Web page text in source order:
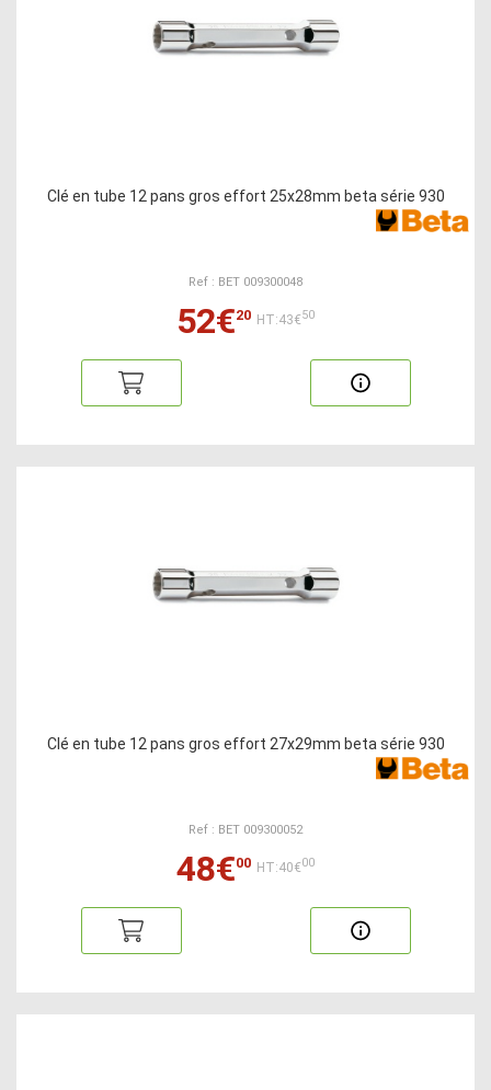
Clé en tube 12 pans gros effort 25x28mm beta série 930
Ref : BET 009300048
52€20 HT:43€50
Clé en tube 12 pans gros effort 27x29mm beta série 930
Ref : BET 009300052
48€00 HT:40€00